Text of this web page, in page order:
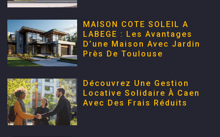
MAISON COTE SOLEIL A
LABEGE : Les Avantages
D’une Maison Avec Jardin
Près De Toulouse
Découvrez Une Gestion
Locative Solidaire À Caen
Avec Des Frais Réduits